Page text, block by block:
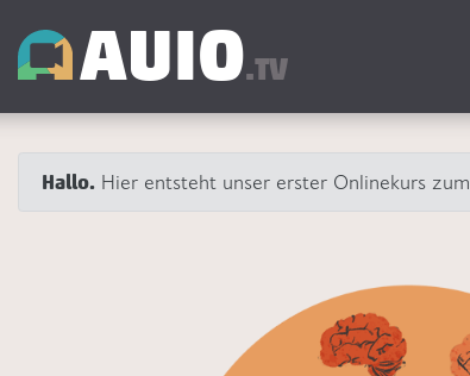
AUIO.TV
Hallo.Hier entsteht unser erster Onlinekurs